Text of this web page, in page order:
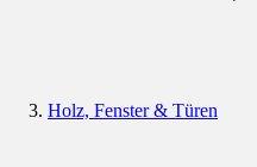
Holz, Fenster & Türen